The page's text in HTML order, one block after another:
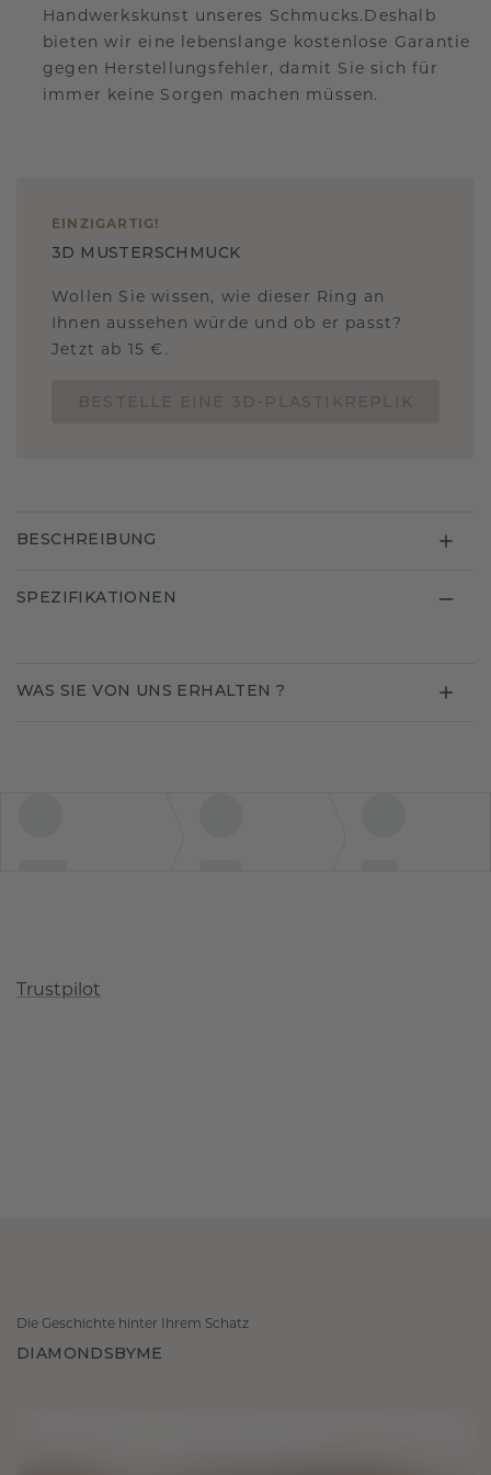
Handwerkskunst unseres Schmucks.Deshalb
bieten wir eine lebenslange kostenlose Garantie
gegen Herstellungsfehler, damit Sie sich für
immer keine Sorgen machen müssen.
EINZIGARTIG !
3D MUSTERSCHMUCK
Wollen Sie wissen, wie dieser Ring an
Ihnen aussehen würde und ob er passt?
Jetzt ab 15 €.
BESCHREIBUNG
SPEZIFIKATIONEN
WAS SIE VON UNS ERHALTEN ?
Trustpilot
Die Geschichte hinter Ihrem Schatz
DIAMONDSBYME